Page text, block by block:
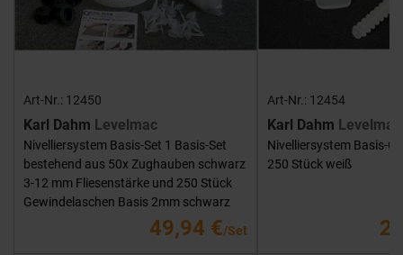
Art-Nr.: 12450
Karl Dahm Levelmac
Nivelliersystem Basis-Set 1 Basis-Set
bestehend aus 50x Zughauben schwarz
3-12 mm Fliesenstärke und 250 Stück
Gewindelaschen Basis 2mm schwarz
49,94 €/Set
Art-Nr.: 12454
Karl Dahm Levelmac
Nivelliersystem Basis-
250 Stück weiß